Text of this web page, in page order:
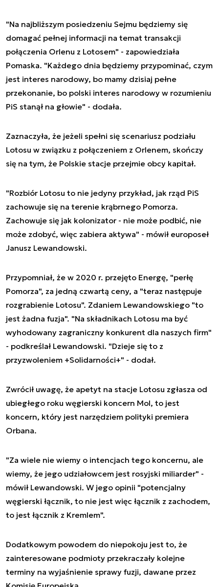
"Na najbliższym posiedzeniu Sejmu będziemy się
domagać pełnej informacji na temat transakcji
połączenia Orlenu z Lotosem" - zapowiedziała
Pomaska. "Każdego dnia będziemy przypominać, czym
jest interes narodowy, bo mamy dzisiaj pełne
przekonanie, bo polski interes narodowy w rozumieniu
PiS stanął na głowie" - dodała.
Zaznaczyła, że jeżeli spełni się scenariusz podziału
Lotosu w związku z połączeniem z Orlenem, skończy
się na tym, że Polskie stacje przejmie obcy kapitał.
"Rozbiór Lotosu to nie jedyny przykład, jak rząd PiS
zachowuje się na terenie krąbrnego Pomorza.
Zachowuje się jak kolonizator - nie może podbić, nie
może zdobyć, więc zabiera aktywa" - mówił europoseł
Janusz Lewandowski.
Przypomniał, że w 2020 r. przejęto Energę, "perłę
Pomorza", za jedną czwartą ceny, a "teraz następuje
rozgrabienie Lotosu". Zdaniem Lewandowskiego "to
jest żadna fuzja". "Na składnikach Lotosu ma być
wyhodowany zagraniczny konkurent dla naszych firm"
- podkreślał Lewandowski. "Dzieje się to z
przyzwoleniem +Solidarności+" - dodał.
Zwrócił uwagę, że apetyt na stacje Lotosu zgłasza od
ubiegłego roku węgierski koncern Mol, to jest
koncern, który jest narzędziem polityki premiera
Orbana.
"Za wiele nie wiemy o intencjach tego koncernu, ale
wiemy, że jego udziałowcem jest rosyjski miliarder" -
mówił Lewandowski. W jego opinii "potencjalny
węgierski łącznik, to nie jest więc łącznik z zachodem,
to jest łącznik z Kremlem".
Dodatkowym powodem do niepokoju jest to, że
zainteresowane podmioty przekraczały kolejne
terminy na wyjaśnienie sprawy fuzji, dawane przez